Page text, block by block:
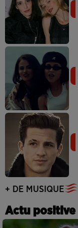
+ DE MUSIQUE
Actu positive